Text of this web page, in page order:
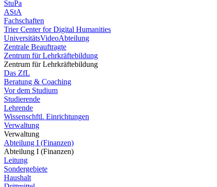
StuPa
AStA
Fachschaften
Trier Center for Digital Humanities
UniversitätsVideoAbteilung
Zentrale Beauftragte
Zentrum für Lehrkräftebildung
Zentrum für Lehrkräftebildung
Das ZfL
Beratung & Coaching
Vor dem Studium
Studierende
Lehrende
Wissenschftl. Einrichtungen
Verwaltung
Verwaltung
Abteilung I (Finanzen)
Abteilung I (Finanzen)
Leitung
Sondergebiete
Haushalt